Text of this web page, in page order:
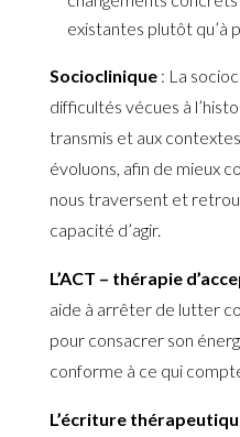
existantes plutôt qu’à
Socioclinique: La
difficultés vécues à
transmis et aux
évoluons, afin de mieux
nous traversent et
capacité d’agir.
L’ACT – thérapie
aide à arrêter de lutter
pour consacrer son
conforme à ce qui
L’écriture